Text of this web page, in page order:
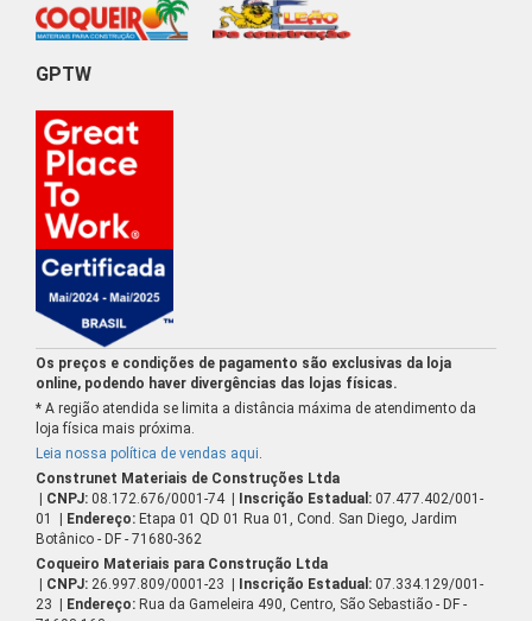
GPTW
Os preços e condições de pagamento são exclusivas da loja
online, podendo haver divergências das lojas físicas.
* A região atendida se limita a distância máxima de atendimento da
loja física mais próxima.
Leia nossa política de vendas aqui
Construnet Materiais de Construções Ltda
| CNPJ: 08.172.676/0001-74 | Inscrição Estadual: 07.477.402/001-
01
| Endereço: Etapa 01 QD 01 Rua 01, Cond. San Diego, Jardim
Botânico - DF - 71680-362
Coqueiro Materiais para Construção Ltda
| CNPJ: 26.997.809/0001-23 | Inscrição Estadual: 07.334.129/001-
23 | Endereço: Rua da Gameleira 490, Centro, São Sebastião - DF -